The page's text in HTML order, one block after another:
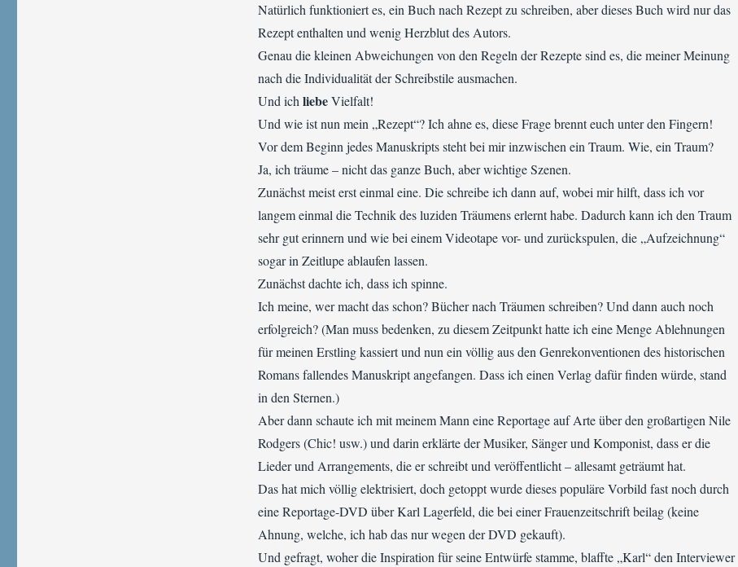
Natürlich funktioniert es, ein Buch nach Rezept zu schreiben, aber dieses Buch wird nur das
Rezept enthalten und wenig Herzblut des Autors.
Genau die kleinen Abweichungen von den Regeln der Rezepte sind es, die meiner Meinung
nach die Individualität der Schreibstile ausmachen.
Und ich liebeVielfalt!
Und wie ist nun mein „Rezept“? Ich ahne es, diese Frage brennt euch unter den Fingern!
Vor dem Beginn jedes Manuskripts steht bei mir inzwischen ein Traum. Wie, ein Traum?
Ja, ich träume – nicht das ganze Buch, aber wichtige Szenen.
Zunächst meist erst einmal eine. Die schreibe ich dann auf, wobei mir hilft, dass ich vor
langem einmal die Technik des luziden Träumens erlernt habe. Dadurch kann ich den Traum
sehr gut erinnern und wie bei einem Videotape vor- und zurückspulen, die „Aufzeichnung“
sogar in Zeitlupe ablaufen lassen.
Zunächst dachte ich, dass ich spinne.
Ich meine, wer macht das schon? Bücher nach Träumen schreiben? Und dann auch noch
erfolgreich? (Man muss bedenken, zu diesem Zeitpunkt hatte ich eine Menge Ablehnungen
für meinen Erstling kassiert und nun ein völlig aus den Genrekonventionen des historischen
Romans fallendes Manuskript angefangen. Dass ich einen Verlag dafür finden würde, stand
in den Sternen.)
Aber dann schaute ich mit meinem Mann eine Reportage auf Arte über den großartigen Nile
Rodgers (Chic! usw.) und darin erklärte der Musiker, Sänger und Komponist, dass er die
Lieder und Arrangements, die er schreibt und veröffentlicht – allesamt geträumt hat.
Das hat mich völlig elektrisiert, doch getoppt wurde dieses populäre Vorbild fast noch durch
eine Reportage-DVD über Karl Lagerfeld, die bei einer Frauenzeitschrift beilag (keine
Ahnung, welche, ich hab das nur wegen der DVD gekauft).
Und gefragt, woher die Inspiration für seine Entwürfe stamme, blaffte „Karl“ den Interviewer